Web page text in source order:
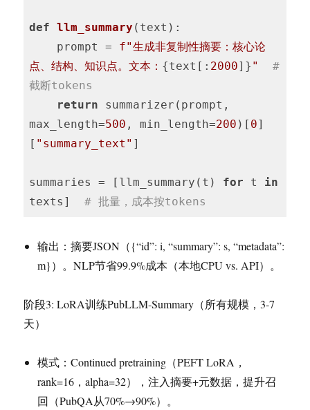
def llm_summary (text) :
    prompt =
f"生成非复制性摘要：核心论
点、结构、知识点。文本： {text[: 2000]} "
#
截断tokens
return summarizer(prompt,
max_length=500 , min_length=200 )[ 0]
[ "summary_text" ]
summaries = [llm_summary(t) for t in
texts] # 批量，成本按tokens
输出：摘要JSON（{“id”: i, “summary”: s, “metadata”:
m}）。NLP节省99.9%成本（本地CPU vs. API）。
阶段3: LoRA训练PubLLM-Summary（所有规模，3-7
天）
模式：Continued pretraining（PEFT LoRA，
rank=16，alpha=32），注入摘要+元数据，提升召
回（PubQA从70%→90%）。